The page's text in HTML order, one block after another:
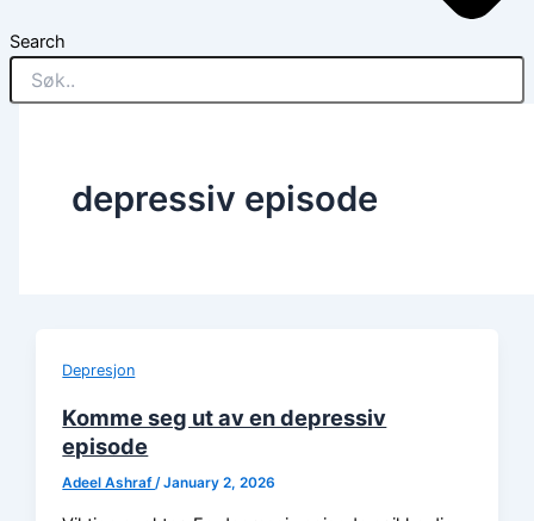
Search
depressiv episode
Depresjon
Komme seg ut av en depressiv
episode
Adeel Ashraf /January 2, 2026